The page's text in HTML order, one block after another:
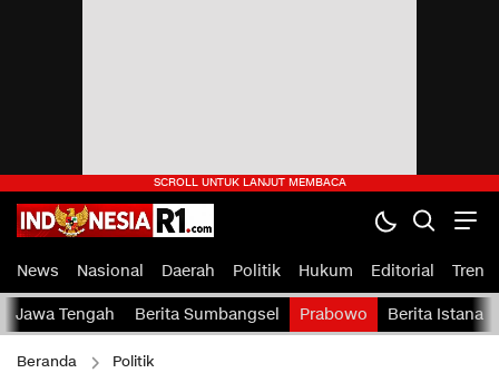
News Nasional Daerah Politik Hukum Editorial Tren
Jawa Tengah Berita Sumbangsel Prabowo Berita Istana
Beranda Politik